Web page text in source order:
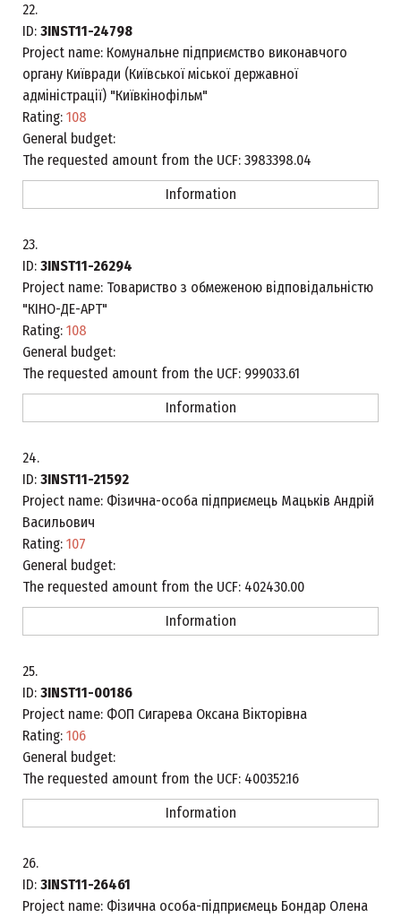
22.
ID: 3INST11-24798
Project name: Комунальне підприємство виконавчого
органу Київради (Київської міської державної
адміністрації) "Київкінофільм"
Rating: 108
General budget:
The requested amount from the UCF: 3983398.04
Information
23.
ID: 3INST11-26294
Project name: Товариство з обмеженою відповідальністю
"КІНО-ДЕ-АРТ"
Rating: 108
General budget:
The requested amount from the UCF: 999033.61
Information
24.
ID: 3INST11-21592
Project name: Фізична-особа підприємець Мацьків Андрій
Васильович
Rating: 107
General budget:
The requested amount from the UCF: 402430.00
Information
25.
ID: 3INST11-00186
Project name: ФОП Сигарева Оксана Вікторівна
Rating: 106
General budget:
The requested amount from the UCF: 400352.16
Information
26.
ID: 3INST11-26461
Project name: Фізична особа-підприємець Бондар Олена